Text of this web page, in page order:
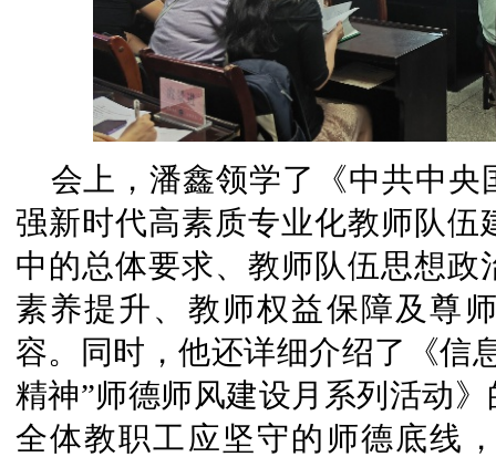
会上，潘鑫领学了《中共中
强新时代高素质专业化教师队
中的总体要求、教师队伍思想
素养提升、教师权益保障及尊
容。同时，他还详细介绍了《信
精神”师德师风建设月系列活动
全体教职工应坚守的师德底线